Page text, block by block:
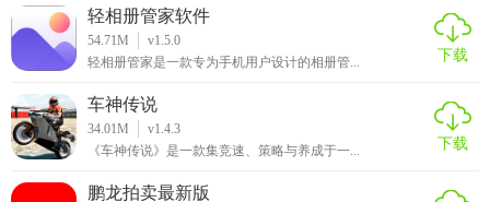
轻相册管家软件
54.71M
v1.5.0
轻相册管家是一款专为手机用户设计的相册管...
下载
车神传说
34.01M
v1.4.3
《车神传说》是一款集竞速、策略与养成于一...
下载
鹏龙拍卖最新版